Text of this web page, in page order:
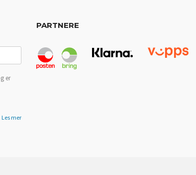
er
Les mer
PARTNERE